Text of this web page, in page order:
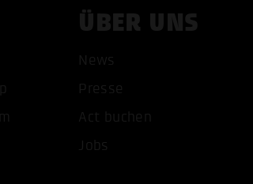
ALLE COOKIES
ÜBER UNS
News
Presse
Act buchen
Jobs